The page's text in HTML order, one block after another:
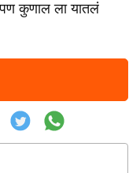
कुणाल ला यातलं